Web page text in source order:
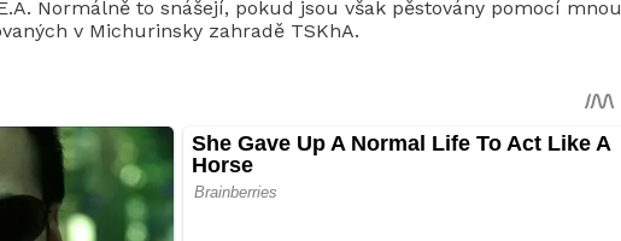
Normálně to snášejí, pokud jsou však pěstovány pomocí mnou
v Michurinsky zahradě TSKhA.